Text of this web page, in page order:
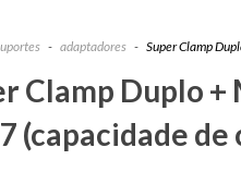
- adaptadores - Super Clamp
Clamp Duplo +
(capacidade de